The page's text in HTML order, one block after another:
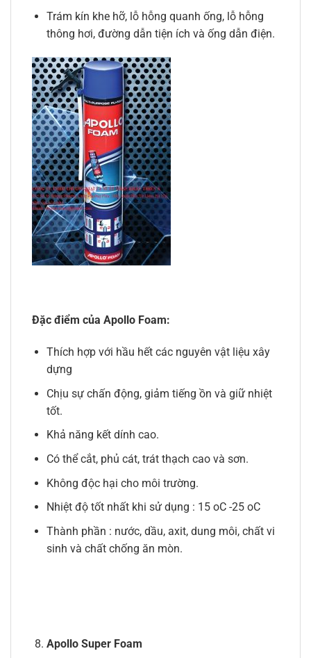
Trám kín khe hỡ, lỗ hỗng quanh ống, lỗ hỗng
thông hơi, đường dẫn tiện ích và ống dẫn điện.
Đặc điểm của Apollo Foam:
Thích hợp với hầu hết các nguyên vật liệu xây
dựng
Chịu sự chấn động, giảm tiếng ồn và giữ nhiệt
tốt.
Khả năng kết dính cao.
Có thể cắt, phủ cát, trát thạch cao và sơn.
Không độc hại cho môi trường.
Nhiệt độ tốt nhất khi sử dụng : 15 oC -25 oC
Thành phần : nước, dầu, axit, dung môi, chất vi
sinh và chất chống ăn mòn.
Apollo Super Foam